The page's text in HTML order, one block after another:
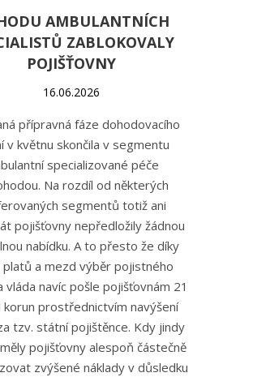
AMBULANTNÍCH
ZABLOKOVALY
POJIŠŤOVNY
16.06.2026
přípravná fáze dohodovacího
v květnu skončila v segmentu
specializované péče
Na rozdíl od některých
segmentů totiž ani
pojišťovny nepředložily žádnou
nabídku. A to přesto že díky
a mezd výběr pojistného
vláda navíc pošle pojišťovnám 21
korun prostřednictvím navýšení
tzv. státní pojištěnce. Kdy jindy
pojišťovny alespoň částečně
zvýšené náklady v důsledku